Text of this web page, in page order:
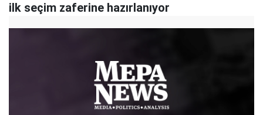
ilk seçim zaferine hazırlanıyor